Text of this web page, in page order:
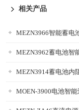
相关产品
MEZN3962蓄电池智
MEZN3914蓄电池内
MOEN-3900电池智